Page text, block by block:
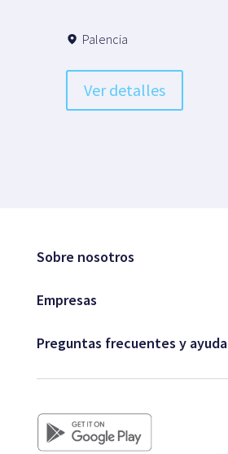
Palencia
Ver detalles
Sobre nosotros
Empresas
Preguntas frecuentes y ayuda